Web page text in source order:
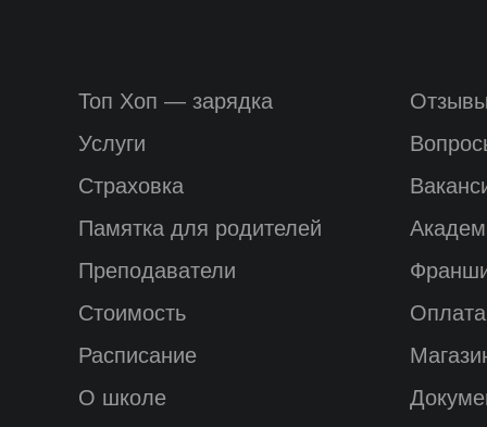
Топ Хоп — зарядка
Услуги
Страховка
Памятка для родителей
Преподаватели
Стоимость
Расписание
О школе
Оплата